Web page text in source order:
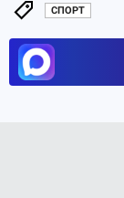
СПОРТ